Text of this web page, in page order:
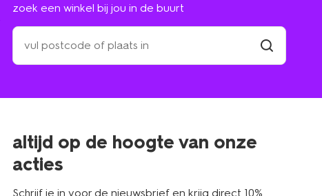
zoek een winkel bij jou in de buurt
zoek
een
winkel
in
altijd op de hoogte van onze
acties
Schrijf je in voor de nieuwsbrief en krijg direct 10%